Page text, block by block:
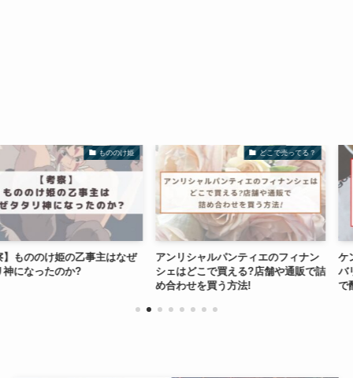
もののけ姫
乙事主はなぜ
?
どこで売ってる？
アンリシャルパンティエのフィナン
シェはどこで買える?店舗や通販で詰
め合わせを買う方法!
ケンタッキーク
バリーや宅配は